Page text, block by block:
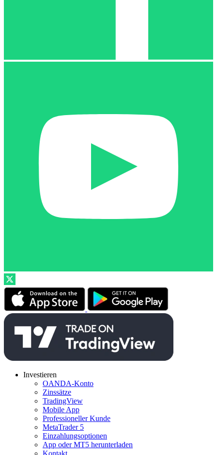
Investieren
OANDA-Konto
Zinssätze
TradingView
Mobile App
Professioneller Kunde
MetaTrader 5
Einzahlungsoptionen
App oder MT5 herunterladen
Kontakt